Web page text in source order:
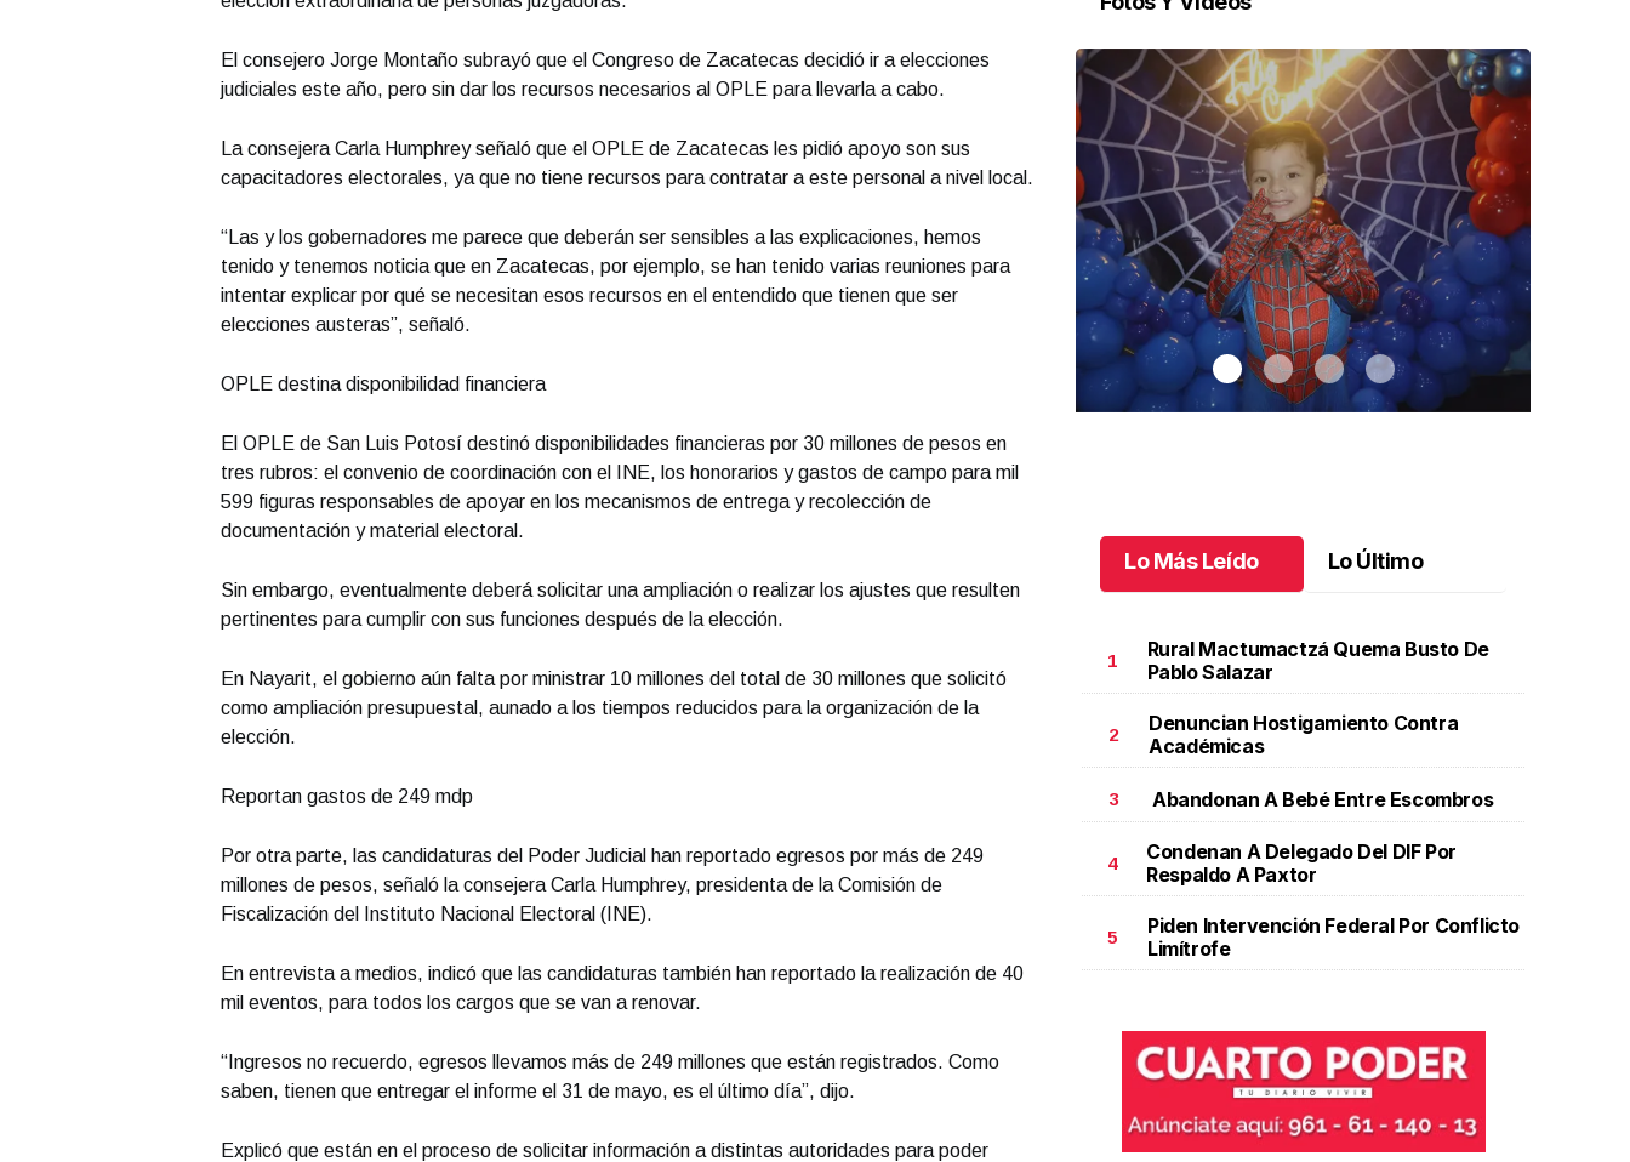
El consejero Jorge Montaño subrayó que el Congreso de Zacatecas decidió ir a elecciones
judiciales este año, pero sin dar los recursos necesarios al OPLE para llevarla a cabo.
La consejera Carla Humphrey señaló que el OPLE de Zacatecas les pidió apoyo son sus
capacitadores electorales, ya que no tiene recursos para contratar a este personal a nivel local.
“Las y los gobernadores me parece que deberán ser sensibles a las explicaciones, hemos
tenido y tenemos noticia que en Zacatecas, por ejemplo, se han tenido varias reuniones para
intentar explicar por qué se necesitan esos recursos en el entendido que tienen que ser
elecciones austeras”, señaló.
OPLE destina disponibilidad financiera
El OPLE de San Luis Potosí destinó disponibilidades financieras por 30 millones de pesos en
tres rubros: el convenio de coordinación con el INE, los honorarios y gastos de campo para mil
599 figuras responsables de apoyar en los mecanismos de entrega y recolección de
documentación y material electoral.
Sin embargo, eventualmente deberá solicitar una ampliación o realizar los ajustes que resulten
pertinentes para cumplir con sus funciones después de la elección.
En Nayarit, el gobierno aún falta por ministrar 10 millones del total de 30 millones que solicitó
como ampliación presupuestal, aunado a los tiempos reducidos para la organización de la
elección.
Reportan gastos de 249 mdp
Por otra parte, las candidaturas del Poder Judicial han reportado egresos por más de 249
millones de pesos, señaló la consejera Carla Humphrey, presidenta de la Comisión de
Fiscalización del Instituto Nacional Electoral (INE).
En entrevista a medios, indicó que las candidaturas también han reportado la realización de 40
mil eventos, para todos los cargos que se van a renovar.
“Ingresos no recuerdo, egresos llevamos más de 249 millones que están registrados. Como
saben, tienen que entregar el informe el 31 de mayo, es el último día”, dijo.
Explicó que están en el proceso de solicitar información a distintas autoridades para poder
Santiago cumplió 3 años.Santiago cumplió 3 años
Octubre 03 l
Lo Más Leído Lo Último
1
Rural Mactumactzá Quema Busto De
Pablo Salazar
2
Denuncian Hostigamiento Contra
Académicas
3 Abandonan A Bebé Entre Escombros
4
Condenan A Delegado Del DIF Por
Respaldo A Paxtor
5
Piden Intervención Federal Por Conflicto
Limítrofe